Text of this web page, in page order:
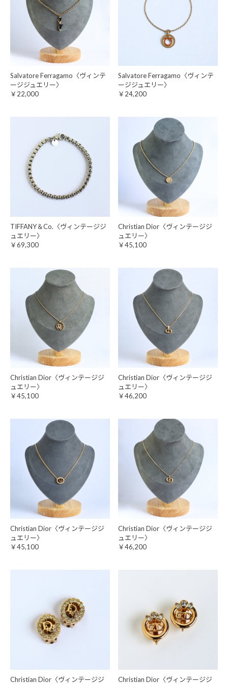
Salvatore Ferragamo〈ヴィンテ
ージジュエリー〉
￥22,000
Salvatore Ferragamo〈ヴィンテ
ージジュエリー〉
￥24,200
TIFFANY＆Co.〈ヴィンテージジ
ュエリー〉
￥69,300
Christian Dior〈ヴィンテージジ
ュエリー〉
￥45,100
Christian Dior〈ヴィンテージジ
ュエリー〉
￥45,100
Christian Dior〈ヴィンテージジ
ュエリー〉
￥46,200
Christian Dior〈ヴィンテージジ
ュエリー〉
￥45,100
Christian Dior〈ヴィンテージジ
ュエリー〉
￥46,200
Christian Dior〈ヴィンテージジ
Christian Dior〈ヴィンテージジ